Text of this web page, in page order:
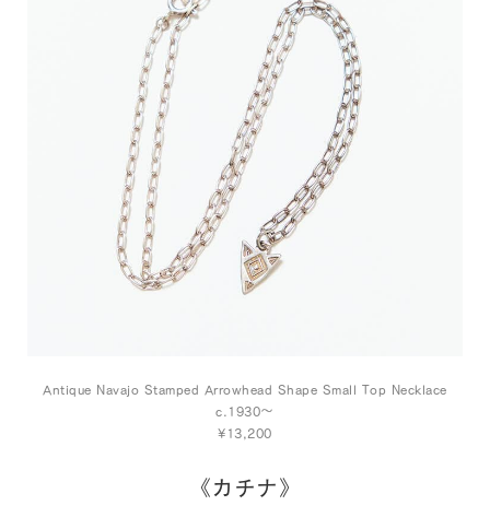
Antique Navajo Stamped Arrowhead Shape Small Top Necklace
c.1930～
¥13,200
《カチナ》